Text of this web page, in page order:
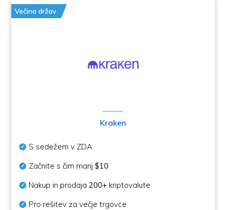
Večina držav
Kraken
S sedežem v ZDA
Začnite s čim manj$10
Nakup in prodaja200+ kriptovalute
Pro rešitev za večje trgovce